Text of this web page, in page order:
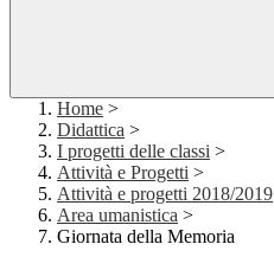
Home >
Didattica >
I progetti delle classi >
Attività e Progetti >
Attività e progetti 2018/2019
Area umanistica >
Giornata della Memoria